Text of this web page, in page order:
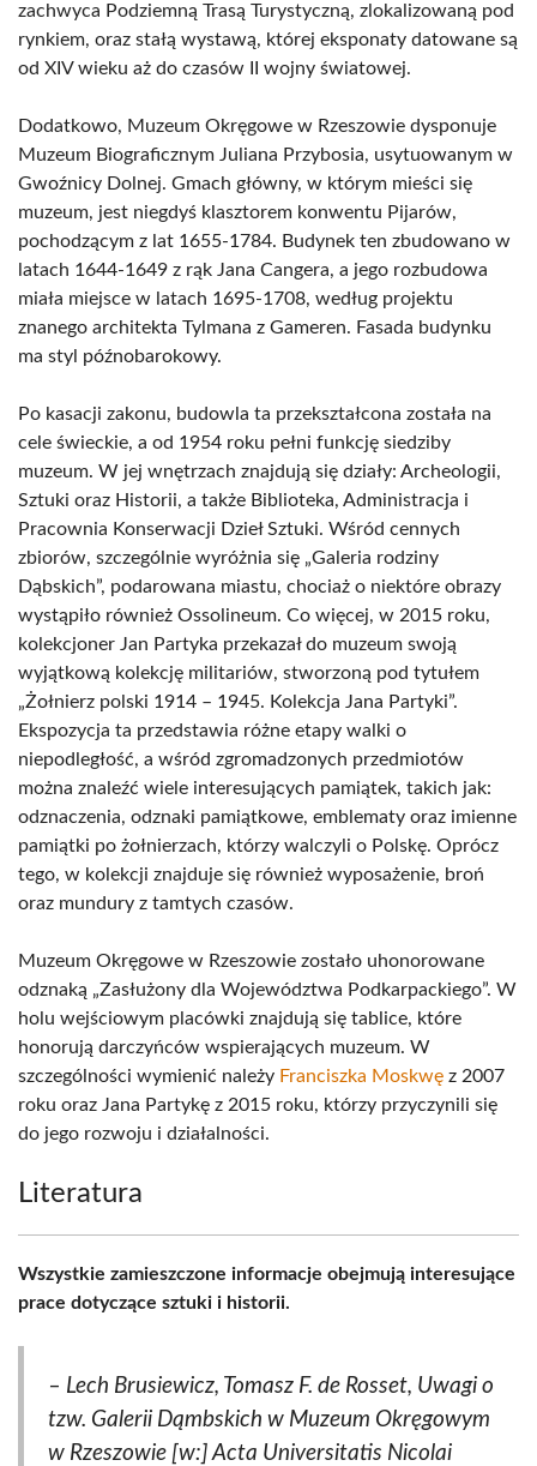
zachwyca Podziemną Trasą Turystyczną, zlokalizowaną pod
rynkiem, oraz stałą wystawą, której eksponaty datowane są
od XIV wieku aż do czasów II wojny światowej.
Dodatkowo, Muzeum Okręgowe w Rzeszowie dysponuje
Muzeum Biograficznym Juliana Przybosia, usytuowanym w
Gwoźnicy Dolnej. Gmach główny, w którym mieści się
muzeum, jest niegdyś klasztorem konwentu Pijarów,
pochodzącym z lat 1655-1784. Budynek ten zbudowano w
latach 1644-1649 z rąk Jana Cangera, a jego rozbudowa
miała miejsce w latach 1695-1708, według projektu
znanego architekta Tylmana z Gameren. Fasada budynku
ma styl późnobarokowy.
Po kasacji zakonu, budowla ta przekształcona została na
cele świeckie, a od 1954 roku pełni funkcję siedziby
muzeum. W jej wnętrzach znajdują się działy: Archeologii,
Sztuki oraz Historii, a także Biblioteka, Administracja i
Pracownia Konserwacji Dzieł Sztuki. Wśród cennych
zbiorów, szczególnie wyróżnia się „Galeria rodziny
Dąbskich”, podarowana miastu, chociaż o niektóre obrazy
wystąpiło również Ossolineum. Co więcej, w 2015 roku,
kolekcjoner Jan Partyka przekazał do muzeum swoją
wyjątkową kolekcję militariów, stworzoną pod tytułem
„Żołnierz polski 1914 – 1945. Kolekcja Jana Partyki”.
Ekspozycja ta przedstawia różne etapy walki o
niepodległość, a wśród zgromadzonych przedmiotów
można znaleźć wiele interesujących pamiątek, takich jak:
odznaczenia, odznaki pamiątkowe, emblematy oraz imienne
pamiątki po żołnierzach, którzy walczyli o Polskę. Oprócz
tego, w kolekcji znajduje się również wyposażenie, broń
oraz mundury z tamtych czasów.
Muzeum Okręgowe w Rzeszowie zostało uhonorowane
odznaką „Zasłużony dla Województwa Podkarpackiego”. W
holu wejściowym placówki znajdują się tablice, które
honorują darczyńców wspierających muzeum. W
szczególności wymienić należy Franciszka Moskwę z 2007
roku oraz Jana Partykę z 2015 roku, którzy przyczynili się
do jego rozwoju i działalności.
Literatura
Wszystkie zamieszczone informacje obejmują interesujące
prace dotyczące sztuki i historii.
– Lech Brusiewicz, Tomasz F. de Rosset, Uwagi o
tzw. Galerii Dąmbskich w Muzeum Okręgowym
w Rzeszowie [w:] Acta Universitatis Nicolai